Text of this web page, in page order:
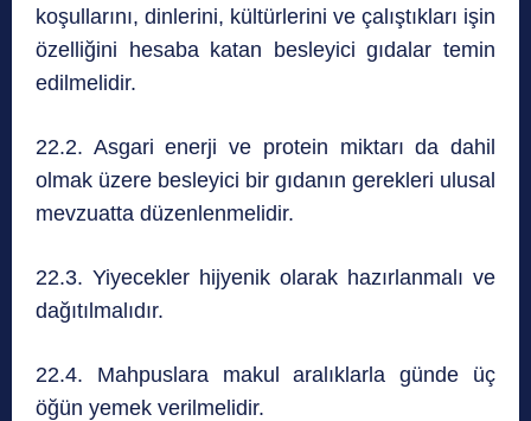
koşullarını, dinlerini, kültürlerini ve çalıştıkları işin
özelliğini hesaba katan besleyici gıdalar temin
edilmelidir.
22.2. Asgari enerji ve protein miktarı da dahil
olmak üzere besleyici bir gıdanın gerekleri ulusal
mevzuatta düzenlenmelidir.
22.3. Yiyecekler hijyenik olarak hazırlanmalı ve
dağıtılmalıdır.
22.4. Mahpuslara makul aralıklarla günde üç
öğün yemek verilmelidir.